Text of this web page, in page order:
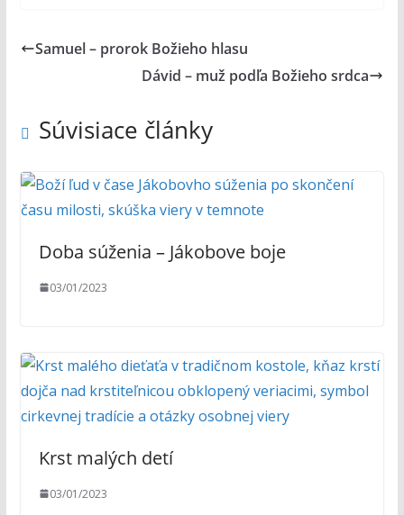
Samuel – prorok Božieho hlasu
Dávid – muž podľa Božieho srdca
Súvisiace články
Doba súženia – Jákobove boje
03/01/2023
Krst malých detí
03/01/2023